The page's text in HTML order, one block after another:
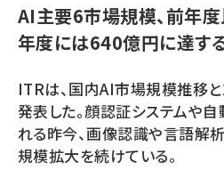
ai (2807)
youtube (2434)
note (2312)
AI主要6市場規模、前年
年度には640億円に達する
ITRは、国内AI市場規模推移
発表した。顔認証システムや
れる昨今、画像認識や言語解
規模拡大を続けている。